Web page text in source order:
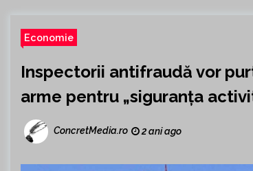
Economie
Inspectorii antifraudă vor
arme pentru „siguranța
ConcretMedia.ro 2 ani ago